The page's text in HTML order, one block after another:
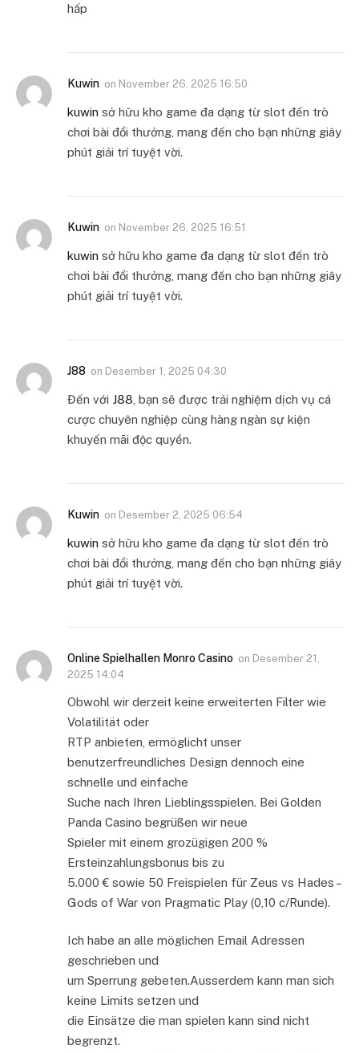
hấp
Kuwin on November 26, 2025 16:50
kuwin sở hữu kho game đa dạng từ slot đến trò
chơi bài đổi thưởng, mang đến cho bạn những giây
phút giải trí tuyệt vời.
Kuwin on November 26, 2025 16:51
kuwin sở hữu kho game đa dạng từ slot đến trò
chơi bài đổi thưởng, mang đến cho bạn những giây
phút giải trí tuyệt vời.
J88 on Desember 1, 2025 04:30
Đến với J88 , bạn sẽ được trải nghiệm dịch vụ cá
cược chuyên nghiệp cùng hàng ngàn sự kiện
khuyến mãi độc quyền.
Kuwin on Desember 2, 2025 06:54
kuwin sở hữu kho game đa dạng từ slot đến trò
chơi bài đổi thưởng, mang đến cho bạn những giây
phút giải trí tuyệt vời.
Online Spielhallen Monro Casino on Desember 21,
2025 14:04
Obwohl wir derzeit keine erweiterten Filter wie
Volatilität oder
RTP anbieten, ermöglicht unser
benutzerfreundliches Design dennoch eine
schnelle und einfache
Suche nach Ihren Lieblingsspielen. Bei Golden
Panda Casino begrüßen wir neue
Spieler mit einem grozügigen 200 %
Ersteinzahlungsbonus bis zu
5.000 € sowie 50 Freispielen für Zeus vs Hades –
Gods of War von Pragmatic Play (0,10 c/Runde).
Ich habe an alle möglichen Email Adressen
geschrieben und
um Sperrung gebeten.Ausserdem kann man sich
keine Limits setzen und
die Einsätze die man spielen kann sind nicht
begrenzt.